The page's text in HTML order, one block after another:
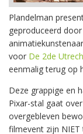
Plandelman
geproduceerd
voor De 2de
eenmalig terug op
Deze grappige en
Pixar-stal gaat
overgebleven
filmevent zijn